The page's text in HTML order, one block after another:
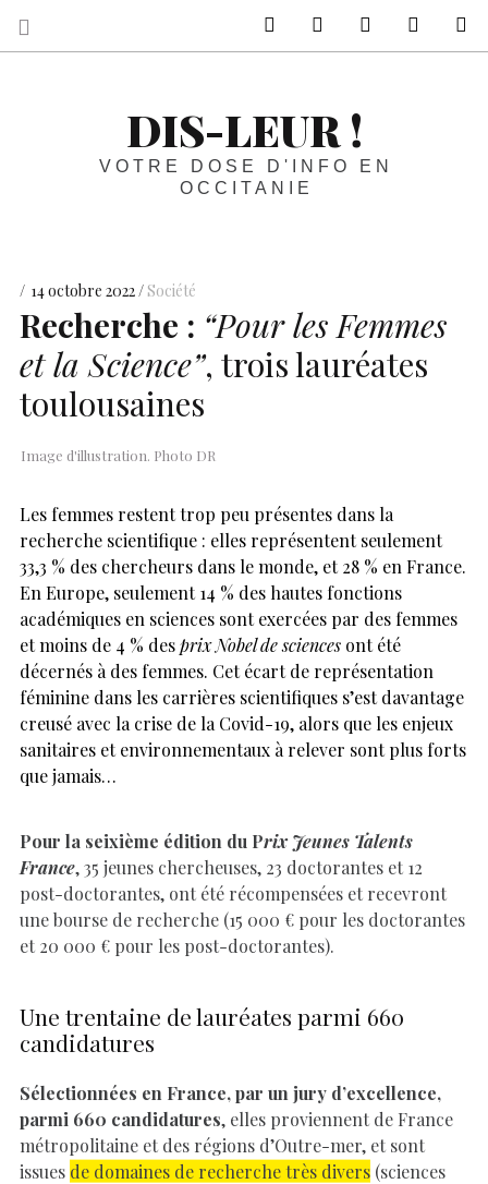
DIS-LEUR !
VOTRE DOSE D'INFO EN
OCCITANIE
14 octobre 2022 Société
Recherche : “Pour les Femmes
et la Science”, trois lauréates
toulousaines
Image d'illustration. Photo DR
Les femmes restent trop peu présentes dans la
recherche scientifique : elles représentent seulement
33,3 % des chercheurs dans le monde, et 28 % en France.
En Europe, seulement 14 % des hautes fonctions
académiques en sciences sont exercées par des femmes
et moins de 4 % desprix Nobel de sciences ont été
décernés à des femmes. Cet écart de représentation
féminine dans les carrières scientifiques s’est davantage
creusé avec la crise de la Covid-19, alors que les enjeux
sanitaires et environnementaux à relever sont plus forts
que jamais…
Pour la seixième édition du Prix Jeunes Talents
France, 35 jeunes chercheuses, 23 doctorantes et 12
post-doctorantes, ont été récompensées et recevront
une bourse de recherche (15 000 € pour les doctorantes
et 20 000 € pour les post-doctorantes).
Une trentaine de lauréates parmi 660
candidatures
Sélectionnées en France, par un jury d’excellence,
parmi 660 candidatures, elles proviennent de France
métropolitaine et des régions d’Outre-mer, et sont
issues de domaines de recherche très divers (sciences